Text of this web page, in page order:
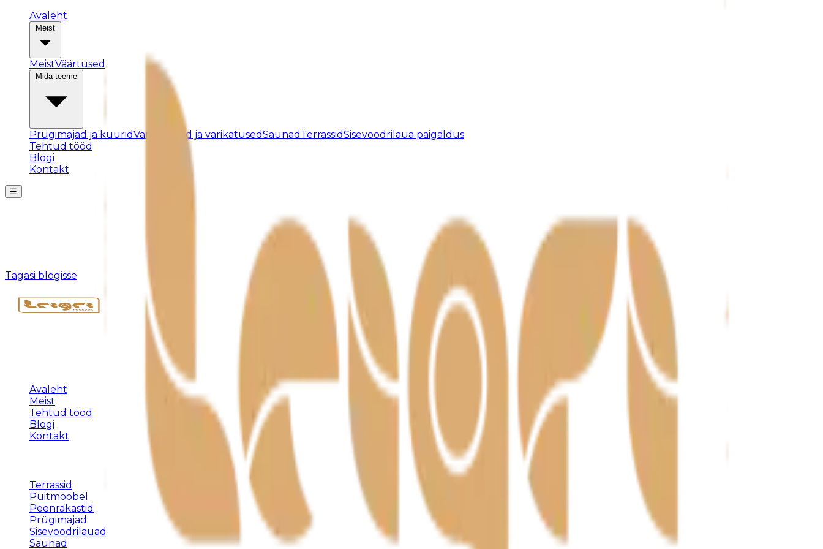
Avaleht
MeistVäärtused
Prügimajad ja kuuridVarjualused ja varikatusedSaunad TerrassidSisevoodrilaua paigaldus
Tehtud tööd
Blogi
Kontakt
☰
Kahjuks pole sellist postitust olemas või see on eemaldatud.
Tagasi blogisse
Täispuidust eritellimusmööbel, terrassid ja varjualused – meistritöö Harjumaal alates 1992.
Avaleht
Meist
Tehtud tööd
Blogi
Kontakt
Terrassid
Puitmööbel
Peenrakastid
Prügimajad
Sisevoodrilauad
Saunad